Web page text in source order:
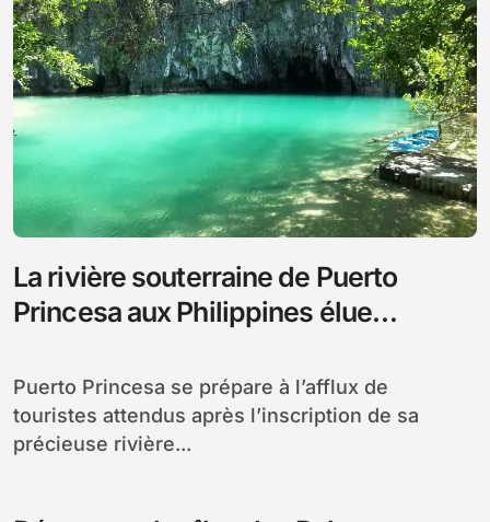
La rivière souterraine de Puerto
Princesa aux Philippines élue
Puerto Princesa se prépare à l’afflux de
touristes attendus après l’inscription de sa
précieuse rivière...